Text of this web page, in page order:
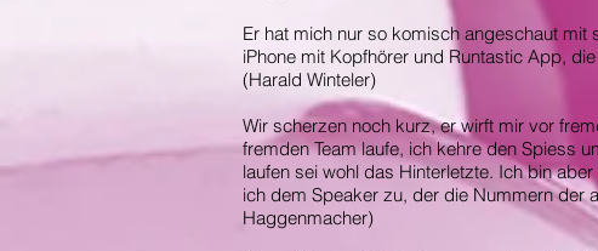
Er hat mich nur so komisch angeschaut mit
iPhone mit Kopfhörer und Runtastic App,
(Harald Winteler)
Wir scherzen noch kurz, er wirft mir vor
fremden Team laufe, ich kehre den Spiess
laufen sei wohl das Hinterletzte. Ich bin
ich dem Speaker zu, der die Nummern der
Haggenmacher)